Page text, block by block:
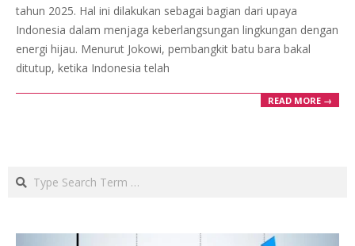
tahun 2025. Hal ini dilakukan sebagai bagian dari upaya
Indonesia dalam menjaga keberlangsungan lingkungan dengan
energi hijau. Menurut Jokowi, pembangkit batu bara bakal
ditutup, ketika Indonesia telah
READ MORE →
Search